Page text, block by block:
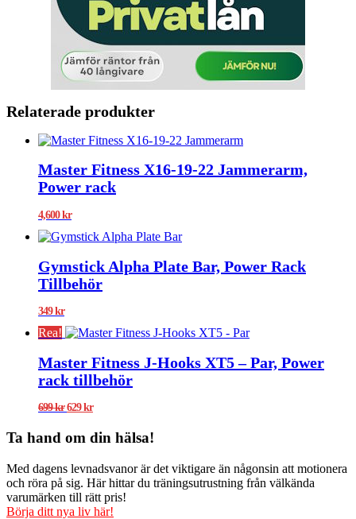
Relaterade produkter
Master Fitness X16-19-22 Jammerarm,
Power rack
4,600kr
Gymstick Alpha Plate Bar, Power Rack
Tillbehör
349kr
Rea!
Master Fitness J-Hooks XT5 – Par, Power
rack tillbehör
699kr Det
var:
629krDet
priset
är:
Ta hand om din hälsa!
Med dagens levnadsvanor är det viktigare än någonsin att motionera
och röra på sig. Här hittar du träningsutrustning från välkända
varumärken till rätt pris!
Börja ditt nya liv här!